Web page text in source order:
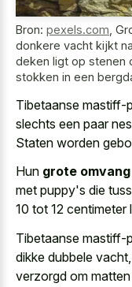
Bron: pexels.com
donkere vacht kijkt
deken ligt op stenen
stokken in een
Tibetaanse mastiff-
slechts een paar
Staten worden
Hun grote
met puppy's die
10 tot 12 centimeter
Tibetaanse mastiff-
dikke dubbele
verzorgd om